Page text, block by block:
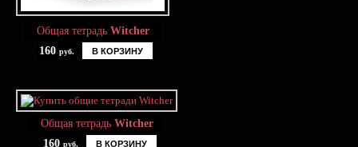
Общая тетрадь Witcher
160 руб. В КОРЗИНУ
Общая тетрадь Witcher
160 руб. В КОРЗИНУ